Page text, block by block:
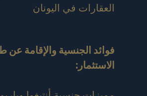
العقارات في اليونان
فوائد الجنسية والإقامة عن
الاستثمار: